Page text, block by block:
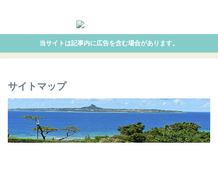
当サイトは記事内に広告を含む場合があります。
サイトマップ